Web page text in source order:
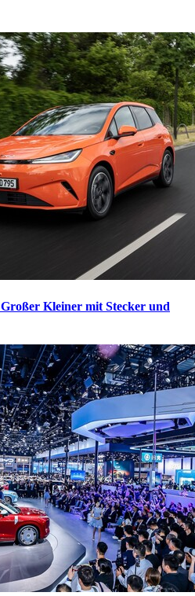
Großer Kleiner mit Stecker und